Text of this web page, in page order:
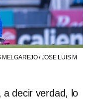
MELGAREJO / JOSE LUIS M
a decir verdad, lo